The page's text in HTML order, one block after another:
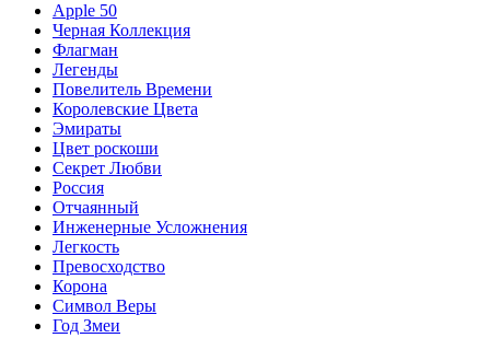
Apple 50
Черная Коллекция
Флагман
Легенды
Повелитель Времени
Королевские Цвета
Эмираты
Цвет роскоши
Секрет Любви
Россия
Отчаянный
Инженерные Усложнения
Легкость
Превосходство
Корона
Символ Веры
Год Змеи